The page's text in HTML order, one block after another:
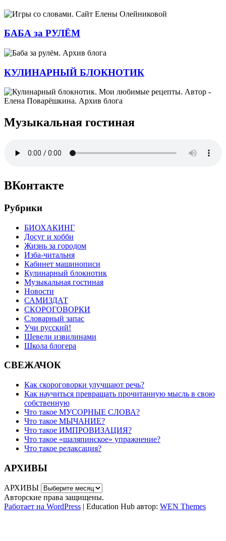
БАБА за РУЛЁМ
КУЛИНАРНЫЙ БЛОКНОТИК
Музыкальная гостиная
ВКонтакте
Рубрики
БИОХАКИНГ
Досуг и хобби
Жизнь за городом
Изба-читальня
Кабинет машинописи
Кулинарный блокнотик
Музыкальная гостиная
Новости
САМИЗДАТ
СКОРОГОВОРКИ
Словарный запас
Учи русский!
Шевели извилинами
Школа блогера
СВЕЖАЧОК
Как скороговорки улучшают речь?
Как научиться превращать прочитанную мысль в свою
собственную
Что такое МУСОРНЫЕ СЛОВА?
Что такое МЫЧАНИЕ?
Что такое ИМПРОВИЗАЦИЯ?
Что такое «шаляпинское» упражнение?
Что такое релаксация?
АРХИВЫ
АРХИВЫ
Авторские права защищены.
Работает на WordPress | Education Hub автор: WEN Themes